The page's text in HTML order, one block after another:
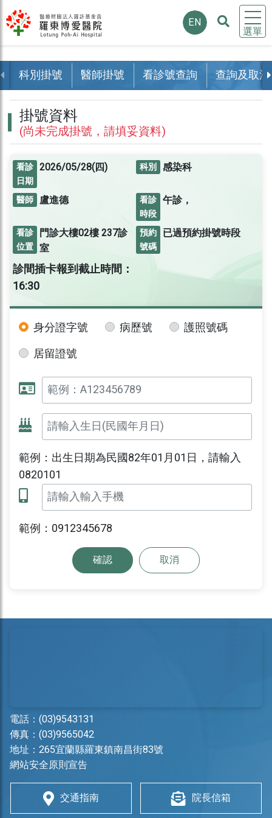
選單
EN
科別掛號 醫師掛號 看診號查詢 查詢及取消
掛號資料
(尚未完成掛號，請填妥資料)
看診
日期
2026/05/28(四) 科別 感染科
醫師 盧進德
看診
時段
午診，
看診
位置
門診大樓02樓237診
室
預約
號碼
已過預約掛號時段
診間插卡報到截止時間：
16:30
身分證字號 病歷號
護照號碼
居留證號
範例：出生日期為民國82年01月01日，請輸入
0820101
範例：0912345678
確認 取消
電話： (03)9543131
傳真：(03)9565042
地址： 265宜蘭縣羅東鎮南昌街83號
網站安全原則宣告
交通指南 院長信箱